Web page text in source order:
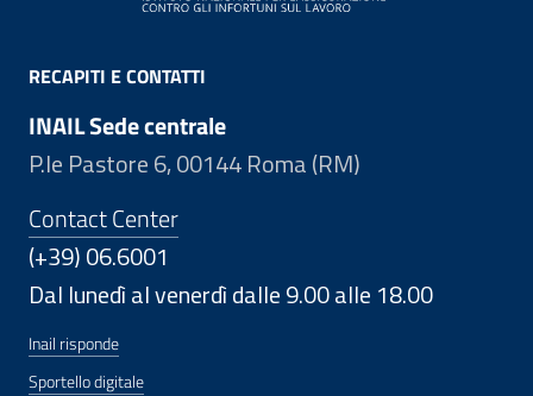
RECAPITI E CONTATTI
INAIL Sede centrale
P.le Pastore 6, 00144 Roma (RM)
Contact Center
(+39) 06.6001
Dal lunedì al venerdì dalle 9.00 alle 18.00
Inail risponde
Sportello digitale